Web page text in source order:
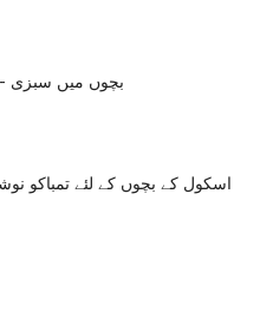
بچوں میں سبزی -
اسکول کے بچوں کے لئے تمباکو